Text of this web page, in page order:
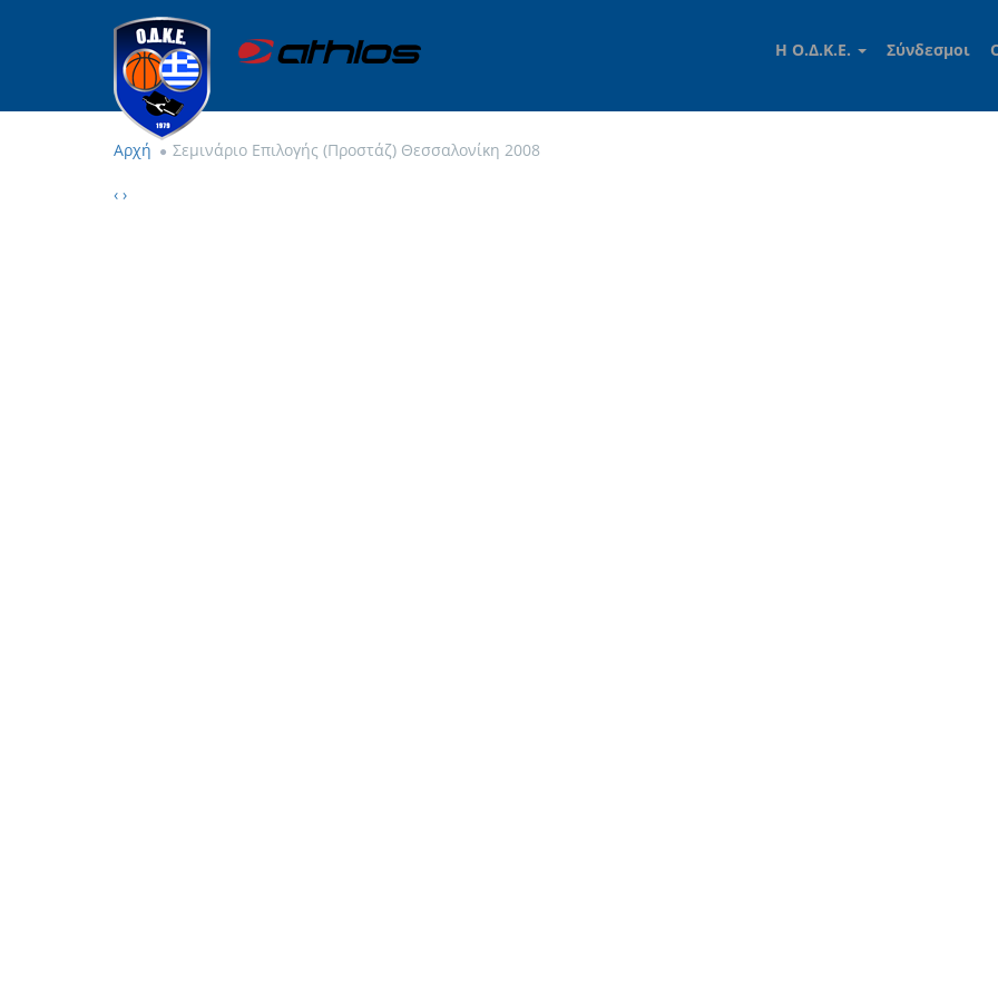
Η Ο.Δ.Κ.Ε. Σύνδεσμοι
Αρχή Σεμινάριο Επιλογής (Προστάζ) Θεσσαλονίκη 2008
‹ ›